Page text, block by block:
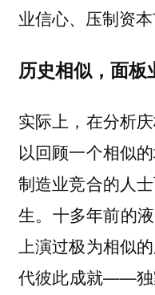
业信心、压制资本
历史相似，面
实际上，在分析
以回顾一个相似
制造业竞合的人
生。十多年前的
上演过极为相似
代彼此成就——独